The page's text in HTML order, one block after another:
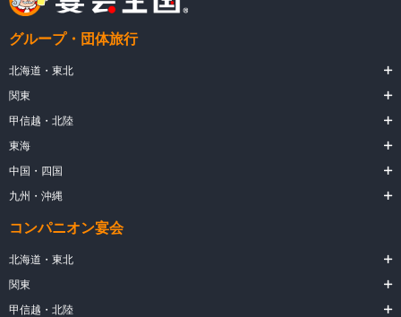
グループ・団体旅行
北海道・東北
関東
甲信越・北陸
東海
中国・四国
九州・沖縄
コンパニオン宴会
北海道・東北
関東
甲信越・北陸